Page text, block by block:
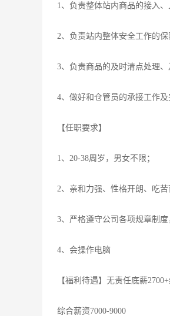
1、负责整体站内商品的接入、
2、负责站内整体安全工作的保
3、负责商品的及时清点处理、
4、做好和仓管员的承接工作及
【任职要求】
1、20-38周岁，男女不限；
2、亲和力强、性格开朗、吃
3、严格遵守公司各项规章制
4、会操作电脑
【福利待遇】无责任底薪
综合薪资7000-9000